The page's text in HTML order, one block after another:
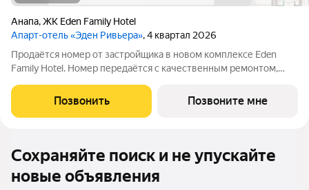
Анапа,ЖК Eden Family Hotel
Апарт-отель «Эден Ривьера», 4 квартал 2026
Продаётся номер от застройщика в новом комплексе Eden
Family Hotel. Номер передаётся с качественным ремонтом,
заселению или сдаче в аренду. Прямая продажа от
застройщика, прозрачные условия,
Позвонить Позвоните мне
Сохраняйте поиск и не упускайте
новые объявления